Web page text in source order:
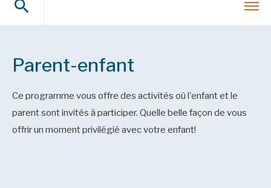
Parent-enfant
Ce programme vous offre des activités où l'enfant et le
parent sont invités à participer. Quelle belle façon de vous
offrir un moment privilégié avec votre enfant!